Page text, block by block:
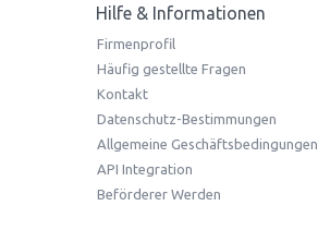
Hilfe & Informationen
Firmenprofil
Häufig gestellte Fragen
Kontakt
Datenschutz-Bestimmungen
Allgemeine Geschäftsbedingungen
API Integration
Beförderer Werden